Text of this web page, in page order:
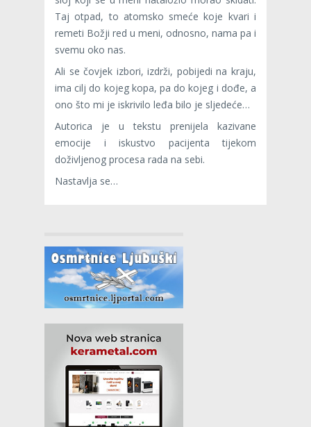
Taj otpad, to atomsko smeće koje kvari i
remeti Božji red u meni, odnosno, nama pa i
svemu oko nas.
Ali se čovjek izbori, izdrži, pobijedi na kraju,
ima cilj do kojeg kopa, pa do kojeg i dođe, a
ono što mi je iskrivilo leđa bilo je sljedeće…
Autorica je u tekstu prenijela kazivane
emocije i iskustvo pacijenta tijekom
doživljenog procesa rada na sebi.
Nastavlja se…